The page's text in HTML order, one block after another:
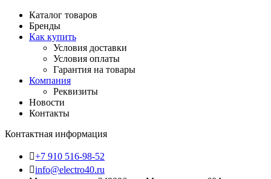
Каталог товаров
Бренды
Как купить
Условия доставки
Условия оплаты
Гарантия на товары
Компания
Реквизиты
Новости
Контакты
Контактная информация
+7 910 516-98-52
info@electro40.ru